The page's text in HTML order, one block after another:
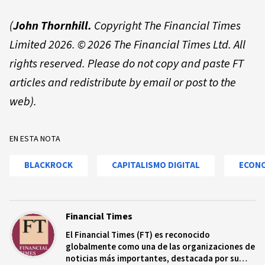
(John Thornhill. Copyright The Financial Times
Limited 2026. © 2026 The Financial Times Ltd. All
rights reserved. Please do not copy and paste FT
articles and redistribute by email or post to the
web).
EN ESTA NOTA
BLACKROCK CAPITALISMO DIGITAL
Financial Times
El Financial Times (FT) es reconocido
globalmente como una de las organizaciones de
noticias más importantes, destacada por su